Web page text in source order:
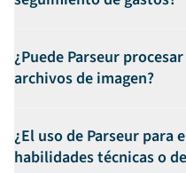
¿Puede Parseur
archivos de imagen?
¿El uso de Parseur para
habilidades técnicas o